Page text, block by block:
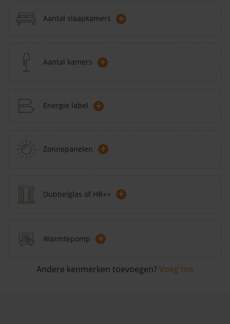
Aantal slaapkamers +
Aantal kamers +
Energie label +
Zonnepanelen +
Dubbelglas of HR++ +
Warmtepomp +
Andere kenmerken toevoegen? Voeg toe